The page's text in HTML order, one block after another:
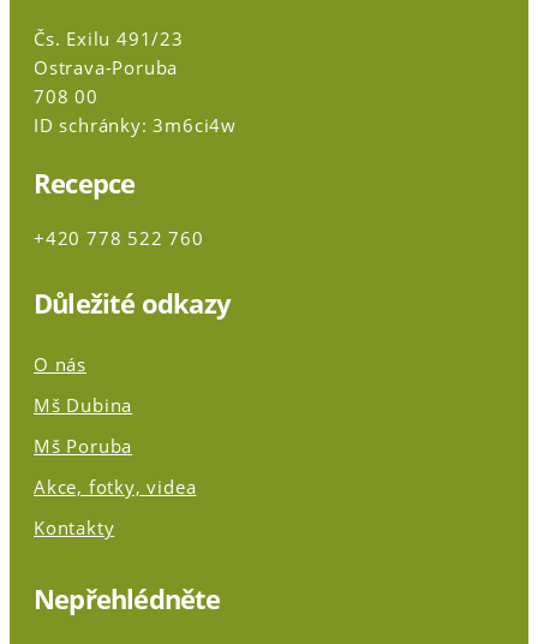
Čs. Exilu 491/23
Ostrava-Poruba
708 00
ID schránky: 3m6ci4w
Recepce
+420 778 522 760
Důležité odkazy
O nás
Mš Dubina
Mš Poruba
Akce, fotky, videa
Kontakty
Nepřehlédněte